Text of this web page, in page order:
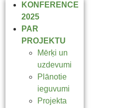
KONFERENCE
2025
PAR
PROJEKTU
Mērķi un
uzdevumi
Plānotie
ieguvumi
Projekta